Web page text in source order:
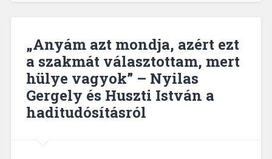
„Anyám azt mondja, azért ezt
a szakmát választottam, mert
hülye vagyok” – Nyilas
Gergely és Huszti István a
haditudósításról